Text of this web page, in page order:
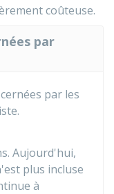
coûteuse.
par
par les
Aujourd'hui,
plus incluse
à